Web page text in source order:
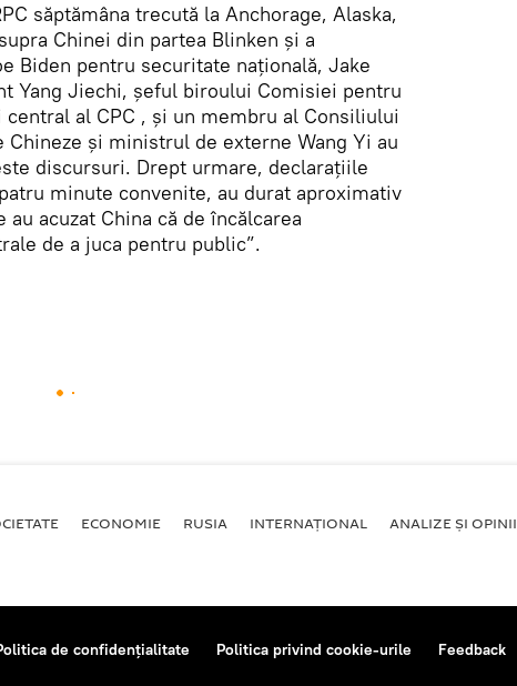
săptămâna trecută la Anchorage, Alaska,
Chinei din partea Blinken și a
Biden pentru securitate națională, Jake
Yang Jiechi, șeful biroului Comisiei pentru
al CPC , și un membru al Consiliului
Chineze și ministrul de externe Wang Yi au
discursuri. Drept urmare, declarațiile
minute convenite, au durat aproximativ
acuzat China că de încălcarea
de a juca pentru public”.
ECONOMIE RUSIA INTERNAŢIONAL ANALIZE ȘI OPINII
de confidențialitate Politica privind cookie-urile Feedback